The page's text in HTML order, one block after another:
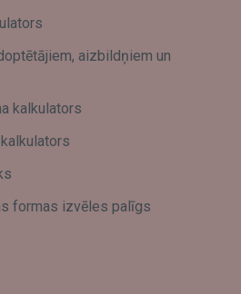
aizbildņiem un
kalkulators
formas izvēles palīgs